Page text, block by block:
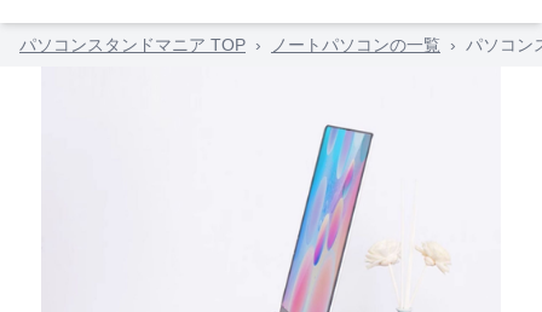
パソコンスタンドマニア TOP › ノートパソコンの一覧 › パソコン